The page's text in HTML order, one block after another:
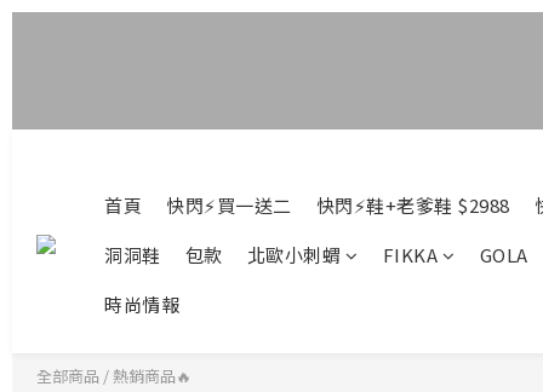
首頁 快閃⚡買一送二 快閃⚡鞋+老爹鞋 $2988
洞洞鞋
包款 北歐小刺蝟 FIKKA
GOLA
時尚情報
全部商品 /熱銷商品🔥